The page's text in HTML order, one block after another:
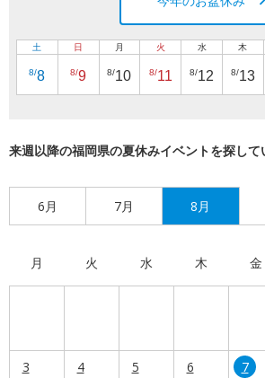
土
8/8
日
8/9
月
8/10
火
8/11
水
8/12
木
8/13
来週以降の福岡県の夏休みイベントを探して
6月 7月 8月
月 火 水 木 金
3 4 5 6 7